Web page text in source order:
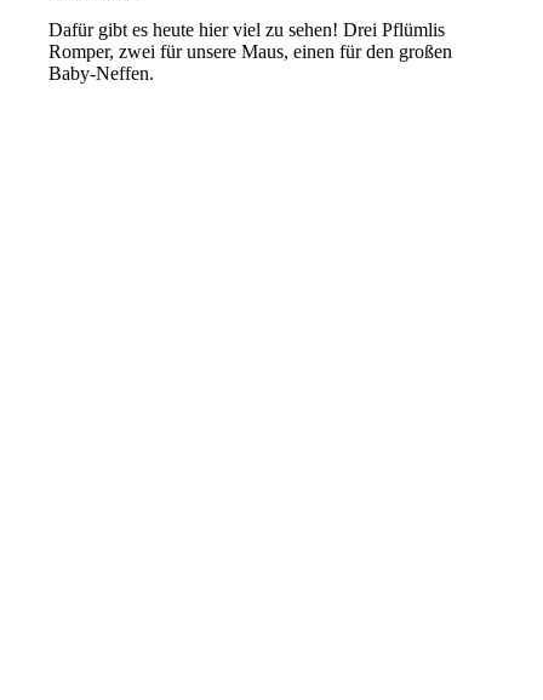
Dafür gibt es heute hier viel zu sehen! Drei Pflümlis
Romper, zwei für unsere Maus, einen für den großen
Baby-Neffen.